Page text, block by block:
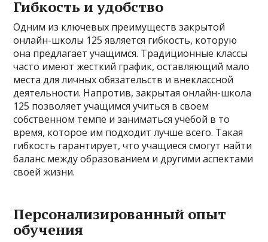
Гибкость и удобство
Одним из ключевых преимуществ закрытой
онлайн-школы 125 является гибкость, которую
она предлагает учащимся. Традиционные классы
часто имеют жесткий график, оставляющий мало
места для личных обязательств и внеклассной
деятельности. Напротив, закрытая онлайн-школа
125 позволяет учащимся учиться в своем
собственном темпе и заниматься учебой в то
время, которое им подходит лучше всего. Такая
гибкость гарантирует, что учащиеся смогут найти
баланс между образованием и другими аспектами
своей жизни.
Персонализированный опыт
обучения